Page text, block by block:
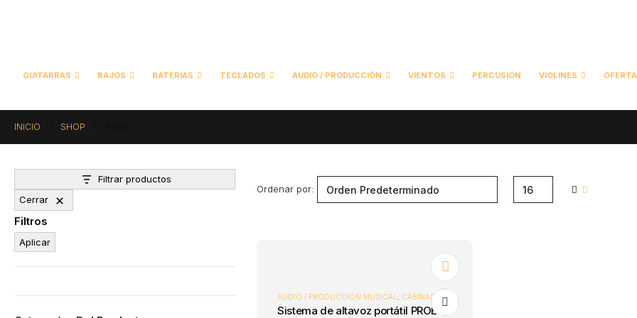
GUITARRAS BAJOS BATERÍAS TECLADOS AUDIO / PRODUCCIÓN VIENTOS PERCUSIÓN VIOLINES
INICIO SHOP
Ordenar por:
AUDIO / PRODUCCIÓN MUSICAL CABINAS ACTIVAS
Sistema de altavoz portátil PROEL FREEONE XUS
Filtrar productos
Cerrar
Filtros
Aplicar